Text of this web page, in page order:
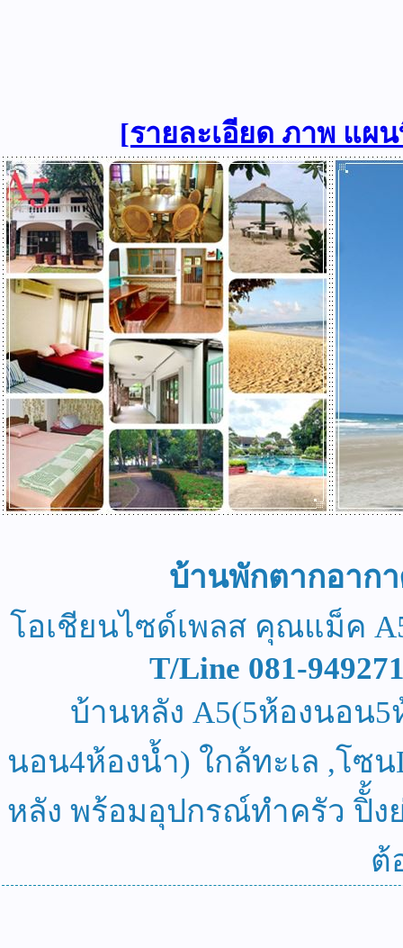
[รายละเอียด ภาพ แ
บ้านพักตากอาก
โอเชียนไซด์เพลส คุณแม็ค
T/Line 081-
บ้านหลัง A5(5ห้องนอน
นอน4ห้องน้ำ) ใกล้ทะเล ,โซ
หลัง พร้อมอุปกรณ์ทำครัว ปิั้ง
ต้